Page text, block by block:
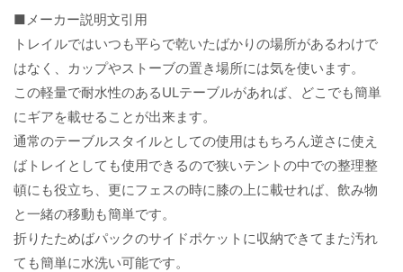
■メーカー説明文引用
トレイルではいつも平らで乾いたばかりの場所があるわけで
はなく、カップやストーブの置き場所には気を使います。
この軽量で耐水性のあるULテーブルがあれば、どこでも簡単
にギアを載せることが出来ます。
通常のテーブルスタイルとしての使用はもちろん逆さに使え
ばトレイとしても使用できるので狭いテントの中での整理整
頓にも役立ち、更にフェスの時に膝の上に載せれば、飲み物
と一緒の移動も簡単です。
折りたためばパックのサイドポケットに収納できてまた汚れ
ても簡単に水洗い可能です。